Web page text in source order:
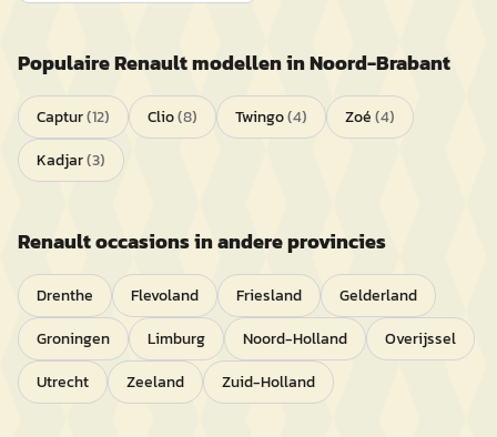
PopulaireRenaultmodellen inNoord-Brabant
Captur(12) Clio(8) Twingo(4) Zoé(4)
Kadjar(3)
Renaultoccasions in andere provincies
Drenthe Flevoland Friesland
Gelderland
Groningen
Limburg Noord-Holland
Overijssel
Utrecht
Zeeland Zuid-Holland